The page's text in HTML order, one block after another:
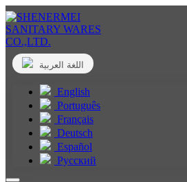
اللغة العربية
English
Português
Français
Deutsch
Español
Русский